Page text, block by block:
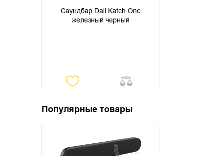
Саундбар Dali Katch One
железный черный
Популярные товары
УТОЧНИТЬ НАЛИЧИЕ